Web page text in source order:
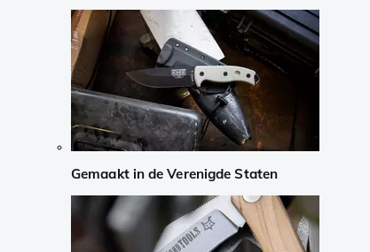
Gemaakt in de Verenigde Staten